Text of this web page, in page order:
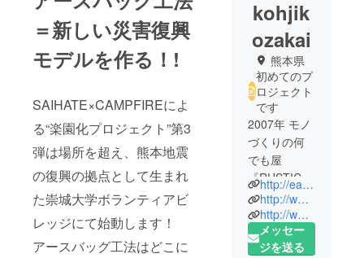
＝新しい災害復興
モデルを作る！!
SAIHATE×CAMPFIREによ
る“楽園化プロジェクト”第3
弾は場所を超え、熊本地震
の復興の拠点として生まれ
た崇城大学ボランティアビ
レッジにて始動します！
アースバッグ工法はどこに
kohjik
ozakai
熊本県
初めてのプ
ロジェクト
です
2007年 モノ
づくりの何
でも屋
『RUSTIC-
STYLE』を
設立／2012
年『日本
アースバッ
http://earthbag.jp/
http://www.dogeilabo.com/
http://www.nonnem.com/
メッセー
ジを送る